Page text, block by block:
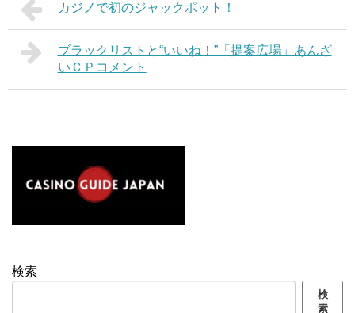
カジノで初のジャックポット！
ブラックリストと“いいね！”「提案広場」あんざ
いＣＰコメント
検索
検
索